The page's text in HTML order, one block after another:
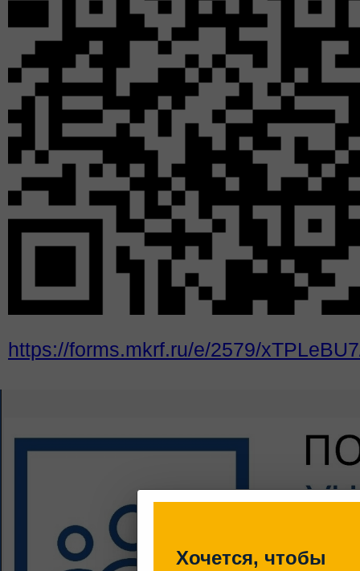
Хочется, чтобы
https://forms.mkrf.ru/e/2579/